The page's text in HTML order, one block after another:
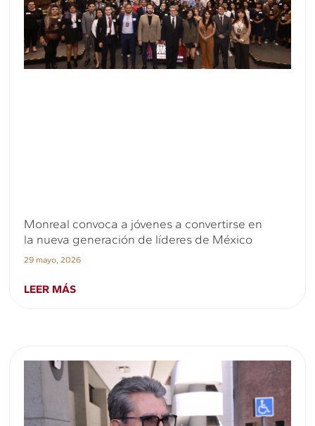
Monreal convoca a jóvenes a convertirse en
la nueva generación de líderes de México
29 mayo, 2026
LEER MÁS